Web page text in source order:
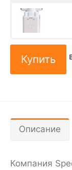
Описание
Компания